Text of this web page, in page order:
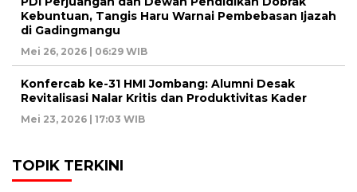
Kebuntuan, Tangis Haru Warnai Pembebasan Ijazah
di Gadingmangu
Mei 26, 2026 | 06:29 WIB
Konfercab ke-31 HMI Jombang: Alumni Desak
Revitalisasi Nalar Kritis dan Produktivitas Kader
Mei 23, 2026 | 17:03 WIB
TOPIK TERKINI